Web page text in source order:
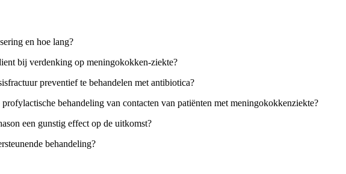
en hoe lang?
bij verdenking op meningokokken-ziekte?
preventief te behandelen met antibiotica?
behandeling van contacten van patiënten met meningokokkenziekte?
een gunstig effect op de uitkomst?
behandeling?